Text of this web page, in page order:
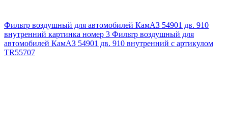
Фильтр воздушный для автомобилей КамАЗ 54901 дв. 910
внутренний картинка номер 3 Фильтр воздушный для
автомобилей КамАЗ 54901 дв. 910 внутренний с артикулом
TR55707